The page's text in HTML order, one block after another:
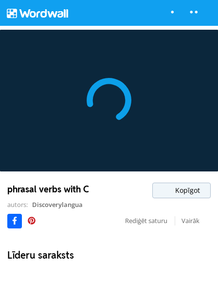
phrasal verbs with C Kopīgot
autors: Discoverylangua
Rediģēt saturu
Vairāk
Līderu saraksts